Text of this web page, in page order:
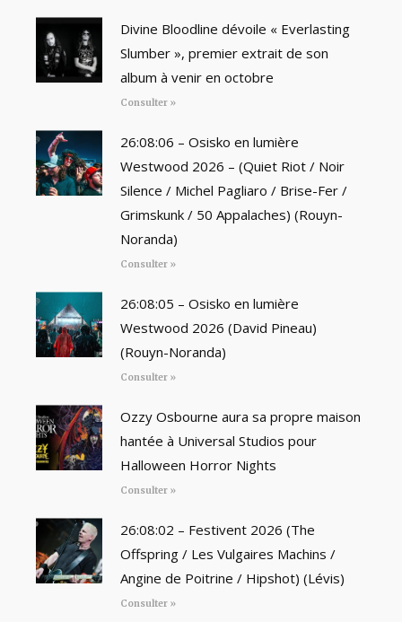
Divine Bloodline dévoile « Everlasting
Slumber », premier extrait de son
album à venir en octobre
Consulter »
26:08:06 – Osisko en lumière
Westwood 2026 – (Quiet Riot / Noir
Silence / Michel Pagliaro / Brise-Fer /
Grimskunk / 50 Appalaches) (Rouyn-
Noranda)
Consulter »
26:08:05 – Osisko en lumière
Westwood 2026 (David Pineau)
(Rouyn-Noranda)
Consulter »
Ozzy Osbourne aura sa propre maison
hantée à Universal Studios pour
Halloween Horror Nights
Consulter »
26:08:02 – Festivent 2026 (The
Offspring / Les Vulgaires Machins /
Angine de Poitrine / Hipshot) (Lévis)
Consulter »